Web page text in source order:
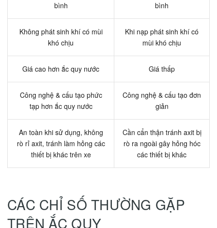
bình
bình
Không phát sinh khí có mùi
khó chịu
Khi nạp phát sinh khí có
mùi khó chịu
Giá cao hơn ắc quy nước Giá thấp
Công nghệ & cấu tạo phức
tạp hơn ắc quy nước
Công nghệ & cấu tạo đơn
giản
An toàn khi sử dụng, không
rò rỉ axit, tránh làm hỏng các
thiết bị khác trên xe
Cần cẩn thận tránh axit bị
rò ra ngoài gây hỏng hóc
các thiết bị khác
CÁC CHỈ SỐ THƯỜNG GẶP
TRÊN ẮC QUY